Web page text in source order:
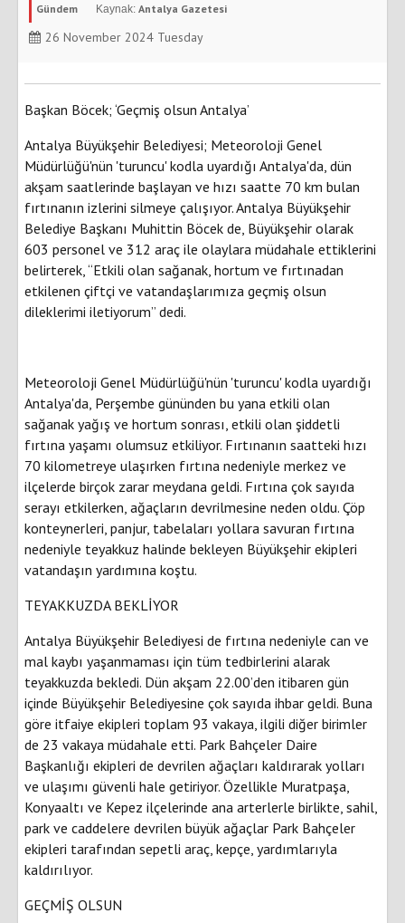
Gündem Antalya Gazetesi
26 November 2024 Tuesday
Başkan Böcek; ‘Geçmiş olsun Antalya’
Antalya Büyükşehir Belediyesi; Meteoroloji Genel
Müdürlüğü'nün 'turuncu' kodla uyardığı Antalya'da, dün
akşam saatlerinde başlayan ve hızı saatte 70 km bulan
fırtınanın izlerini silmeye çalışıyor. Antalya Büyükşehir
Belediye Başkanı Muhittin Böcek de, Büyükşehir olarak
603 personel ve 312 araç ile olaylara müdahale ettiklerini
belirterek, “Etkili olan sağanak, hortum ve fırtınadan
etkilenen çiftçi ve vatandaşlarımıza geçmiş olsun
dileklerimi iletiyorum” dedi.
Meteoroloji Genel Müdürlüğü'nün 'turuncu' kodla uyardığı
Antalya'da, Perşembe gününden bu yana etkili olan
sağanak yağış ve hortum sonrası, etkili olan şiddetli
fırtına yaşamı olumsuz etkiliyor. Fırtınanın saatteki hızı
70 kilometreye ulaşırken fırtına nedeniyle merkez ve
ilçelerde birçok zarar meydana geldi. Fırtına çok sayıda
serayı etkilerken, ağaçların devrilmesine neden oldu. Çöp
konteynerleri, panjur, tabelaları yollara savuran fırtına
nedeniyle teyakkuz halinde bekleyen Büyükşehir ekipleri
vatandaşın yardımına koştu.
TEYAKKUZDA BEKLİYOR
Antalya Büyükşehir Belediyesi de fırtına nedeniyle can ve
mal kaybı yaşanmaması için tüm tedbirlerini alarak
teyakkuzda bekledi. Dün akşam 22.00’den itibaren gün
içinde Büyükşehir Belediyesine çok sayıda ihbar geldi. Buna
göre itfaiye ekipleri toplam 93 vakaya, ilgili diğer birimler
de 23 vakaya müdahale etti. Park Bahçeler Daire
Başkanlığı ekipleri de devrilen ağaçları kaldırarak yolları
ve ulaşımı güvenli hale getiriyor. Özellikle Muratpaşa,
Konyaaltı ve Kepez ilçelerinde ana arterlerle birlikte, sahil,
park ve caddelere devrilen büyük ağaçlar Park Bahçeler
ekipleri tarafından sepetli araç, kepçe, yardımlarıyla
kaldırılıyor.
GEÇMİŞ OLSUN